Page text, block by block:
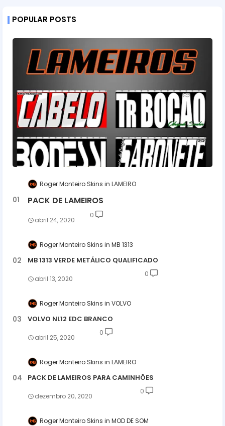
POPULAR POSTS
Roger Monteiro Skins LAMEIRO
PACK DE LAMEIROS
abril 24, 2020
0
Roger Monteiro Skins MB 1313
MB 1313 VERDE METÁLICO QUALIFICADO
abril 13, 2020
0
Roger Monteiro Skins VOLVO
VOLVO NL12 EDC BRANCO
abril 25, 2020
0
Roger Monteiro Skins LAMEIRO
PACK DE LAMEIROS PARA CAMINHÕES
dezembro 20, 2020
0
Roger Monteiro Skins MOD DE SOM